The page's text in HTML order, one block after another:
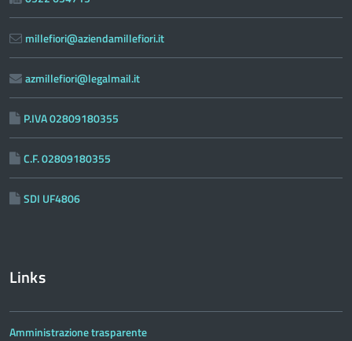
millefiori@aziendamillefiori.it
azmillefiori@legalmail.it
P.IVA 02809180355
C.F. 02809180355
SDI UF4806
Links
Amministrazione trasparente